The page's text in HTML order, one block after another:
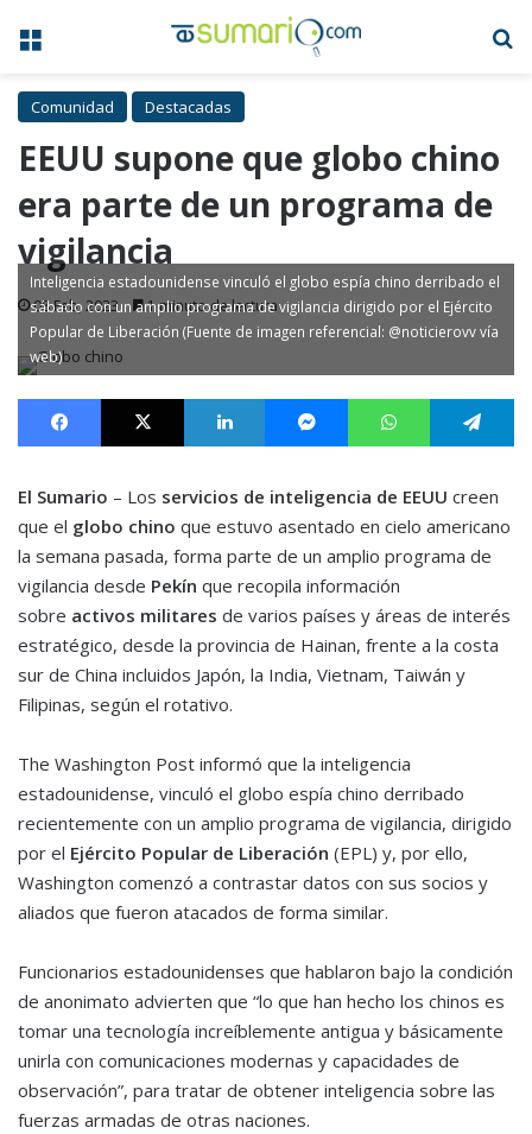
Menú
Comunidad Destacadas
EEUU supone que globo chino
era parte de un programa de
vigilancia
08 Feb, 2023 1 minuto de lectura
Inteligencia estadounidense vinculó el globo espía chino derribado el
sábado con un amplio programa de vigilancia dirigido por el Ejército
Popular de Liberación (Fuente de imagen referencial: @noticierovv vía
web)
Facebook X LinkedIn MessengerWhatsApp
El Sumario – Los servicios de inteligencia de EEUU creen
que el globo chino que estuvo asentado en cielo americano
la semana pasada, forma parte de un amplio programa de
vigilancia desde Pekín que recopila información
sobre activos militares de varios países y áreas de interés
estratégico, desde la provincia de Hainan, frente a la costa
sur de China incluidos Japón, la India, Vietnam, Taiwán y
Filipinas, según el rotativo.
The Washington Post informó que la inteligencia
estadounidense, vinculó el globo espía chino derribado
recientemente con un amplio programa de vigilancia, dirigido
por el Ejército Popular de Liberación (EPL) y, por ello,
Washington comenzó a contrastar datos con sus socios y
aliados que fueron atacados de forma similar.
Funcionarios estadounidenses que hablaron bajo la condición
de anonimato advierten que “lo que han hecho los chinos es
tomar una tecnología increíblemente antigua y básicamente
unirla con comunicaciones modernas y capacidades de
observación”, para tratar de obtener inteligencia sobre las
fuerzas armadas de otras naciones.